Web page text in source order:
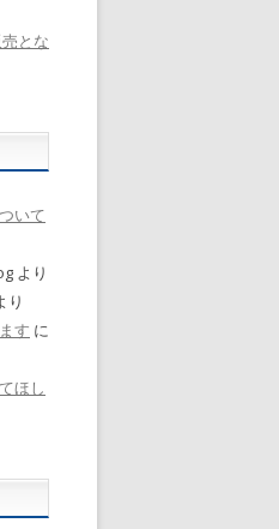
とな
いて
より
り
す に
ほし